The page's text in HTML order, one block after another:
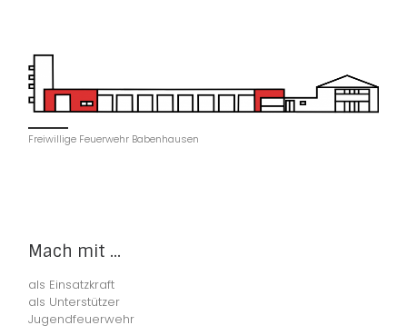
Freiwillige Feuerwehr Babenhausen
Mach mit ...
als Einsatzkraft
als Unterstützer
Jugendfeuerwehr